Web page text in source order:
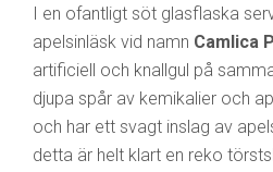
I en ofantligt söt glasflaska
apelsinläsk vid namn Camlica
artificiell och knallgul på
djupa spår av kemikalier och
och har ett svagt inslag av
detta är helt klart en reko